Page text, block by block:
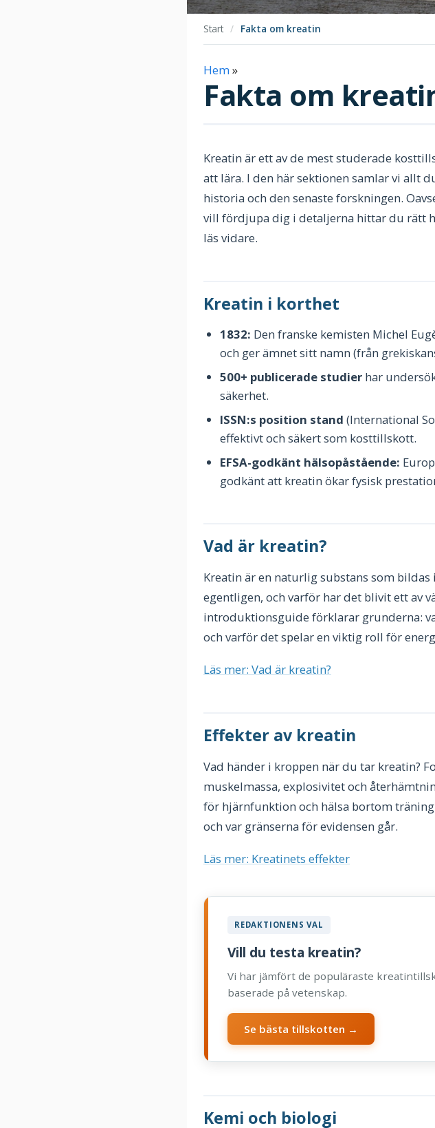
Start / Fakta om kreatin
Hem»
Fakta om
Kreatin är ett av de mest studerade
att lära. I den här sektionen samlar vi allt
historia och den senaste forskningen.
vill fördjupa dig i detaljerna hittar du rätt
läs vidare.
Kreatin i korthet
1832: Den franske kemisten Michel
och ger ämnet sitt namn (från
500+ publicerade studier har
säkerhet.
ISSN:s position stand (International
effektivt och säkert som kosttillskott.
EFSA-godkänt hälsopåstående:
godkänt att kreatin ökar fysisk
Vad är kreatin?
Kreatin är en naturlig substans som
egentligen, och varför har det blivit ett av
introduktionsguide förklarar grunderna:
och varför det spelar en viktig roll för
Läs mer: Vad är kreatin?
Effekter av kreatin
Vad händer i kroppen när du tar kreatin?
muskelmassa, explosivitet och
för hjärnfunktion och hälsa bortom
och var gränserna för evidensen går.
Läs mer: Kreatinets effekter
REDAKTIONENS VAL
Vill du testa kreatin?
Vi har jämfört de populäraste
baserade på vetenskap.
Se bästa tillskotten →
Kemi och biologi